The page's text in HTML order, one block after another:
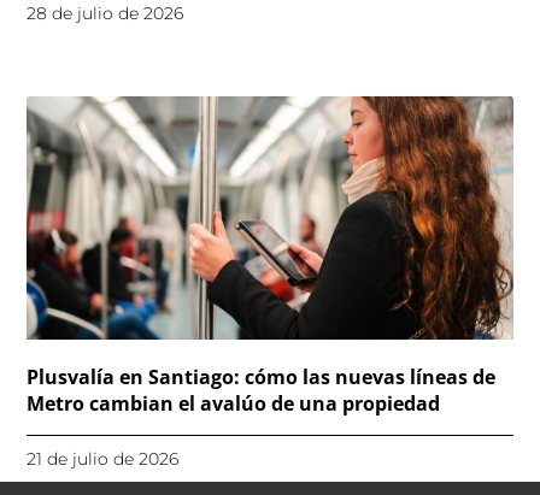
28 de julio de 2026
Plusvalía en Santiago: cómo las nuevas líneas de
Metro cambian el avalúo de una propiedad
21 de julio de 2026